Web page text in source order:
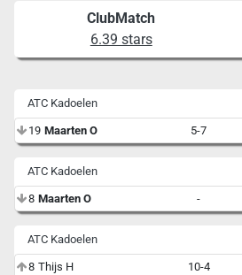
ClubMatch
6.39 stars
ATC Kadoelen
19 Maarten O 5-7
ATC Kadoelen
8 Maarten O -
ATC Kadoelen
8 Thijs H 10-4